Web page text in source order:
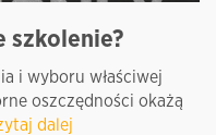
szkolenie?
i wyboru właściwej
oszczędności okażą
dalej